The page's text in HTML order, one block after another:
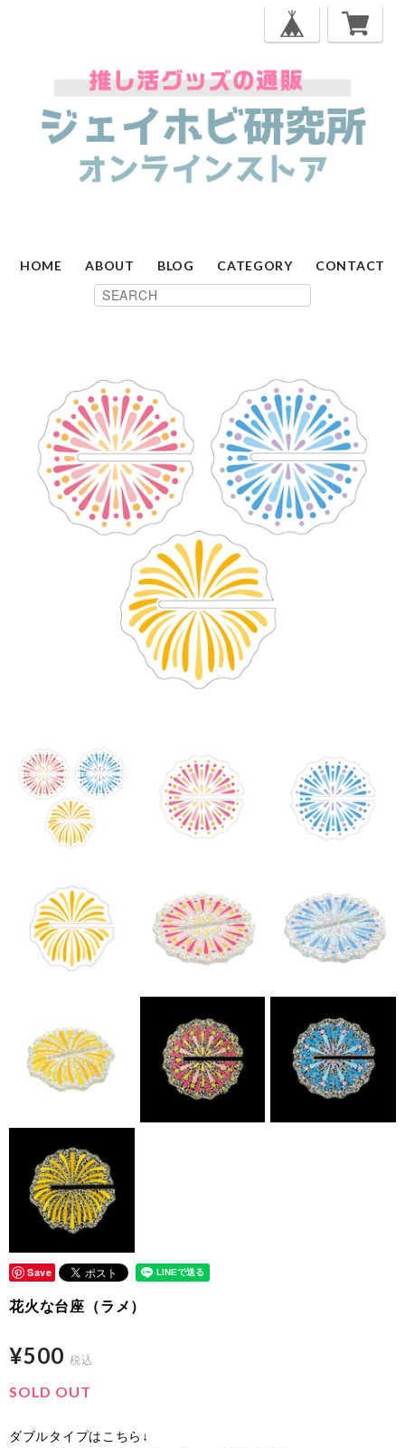
HOME ABOUT BLOG CATEGORY CONTACT
Save
花火な台座（ラメ）
¥500 税込
SOLD OUT
ダブルタイプはこちら↓